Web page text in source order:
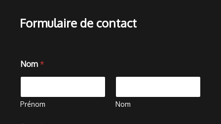
Formulaire de contact
Nom *
Prénom Nom